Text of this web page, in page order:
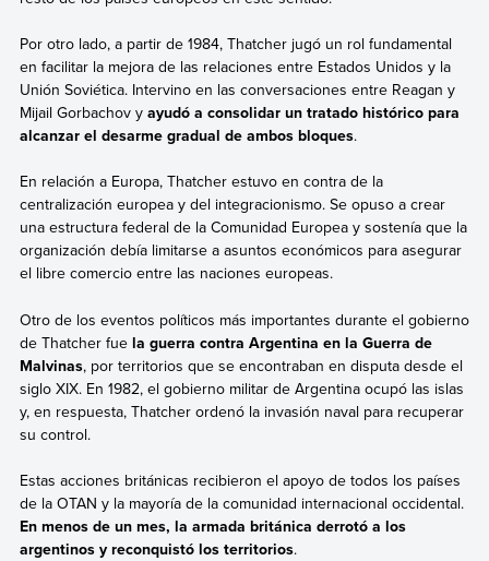
Por otro lado, a partir de 1984, Thatcher jugó un rol fundamental
en facilitar la mejora de las relaciones entre Estados Unidos y la
Unión Soviética. Intervino en las conversaciones entre Reagan y
Mijail Gorbachov yayudó a consolidar un tratado histórico para
alcanzar el desarme gradual de ambos bloques.
En relación a Europa, Thatcher estuvo en contra de la
centralización europea y del integracionismo. Se opuso a crear
una estructura federal de la Comunidad Europea y sostenía que la
organización debía limitarse a asuntos económicos para asegurar
el libre comercio entre las naciones europeas.
Otro de los eventos políticos más importantes durante el gobierno
de Thatcher fuela guerra contra Argentina en la Guerra de
Malvinas, por territorios que se encontraban en disputa desde el
siglo XIX. En 1982, el gobierno militar de Argentina ocupó las islas
y, en respuesta, Thatcher ordenó la invasión naval para recuperar
su control.
Estas acciones británicas recibieron el apoyo de todos los países
de la OTAN y la mayoría de la comunidad internacional occidental.
En menos de un mes, la armada británica derrotó a los
argentinos y reconquistó los territorios.